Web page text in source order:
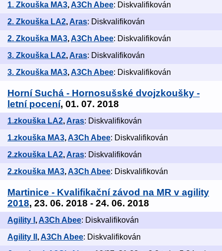
1. Zkouška MA3,A3Ch Abee: Diskvalifikován
2. Zkouška LA2, Aras: Diskvalifikován
2. Zkouška MA3,A3Ch Abee: Diskvalifikován
3. Zkouška LA2, Aras: Diskvalifikován
3. Zkouška MA3,A3Ch Abee: Diskvalifikován
Horní Suchá - Hornosušské dvojzkoušky -
letní pocení, 01. 07. 2018
1.zkouška LA2, Aras: Diskvalifikován
1.zkouška MA3,A3Ch Abee: Diskvalifikován
2.zkouška LA2, Aras: Diskvalifikován
2.zkouška MA3,A3Ch Abee: Diskvalifikován
Martinice - Kvalifikační závod na MR v agility
2018, 23. 06. 2018 - 24. 06. 2018
Agility I , A3Ch Abee: Diskvalifikován
Agility II ,A3Ch Abee: Diskvalifikován